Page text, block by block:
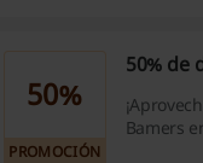
50%
PROMOCIÓN
50% de
Bamers